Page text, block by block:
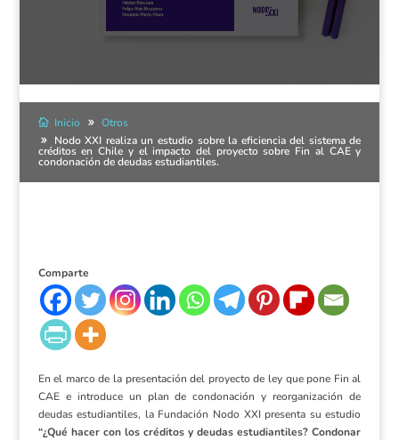
Inicio
Otros
Nodo XXI realiza un estudio sobre la eficiencia del sistema de
créditos en Chile y el impacto del proyecto sobre Fin al CAE y
condonación de deudas estudiantiles.
Comparte
En el marco de la presentación del proyecto de ley que pone Fin al
CAE e introduce un plan de condonación y reorganización de
deudas estudiantiles, la Fundación Nodo XXI presenta su estudio
“¿Qué hacer con los créditos y deudas estudiantiles? Condonar